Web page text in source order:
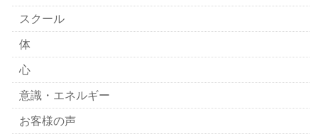
スクール
体
心
意識・エネルギー
お客様の声